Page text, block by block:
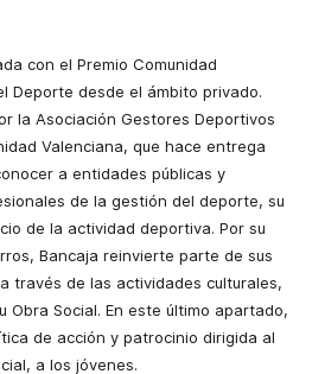
con el Premio Comunidad
Deporte desde el ámbito privado.
la Asociación Gestores Deportivos
Valenciana, que hace entrega
a entidades públicas y
de la gestión del deporte, su
de la actividad deportiva. Por su
Bancaja reinvierte parte de sus
través de las actividades culturales,
Obra Social. En este último apartado,
de acción y patrocinio dirigida al
a los jóvenes.